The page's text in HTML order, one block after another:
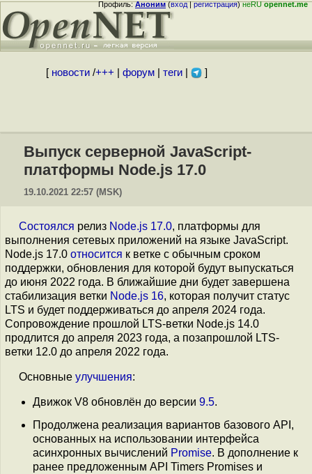
Профиль:Аноним(вход|регистрация)неRUopennet.me
[ новости/+++ форум| теги| ]
Выпуск серверной JavaScript-
платформы Node.js 17.0
19.10.2021 22:57 (MSK)
Состоялся релиз Node.js 17.0, платформы для
выполнения сетевых приложений на языке JavaScript.
Node.js 17.0 относится к ветке с обычным сроком
поддержки, обновления для которой будут выпускаться
до июня 2022 года. В ближайшие дни будет завершена
стабилизация ветки Node.js 16, которая получит статус
LTS и будет поддерживаться до апреля 2024 года.
Сопровождение прошлой LTS-ветки Node.js 14.0
продлится до апреля 2023 года, а позапрошлой LTS-
ветки 12.0 до апреля 2022 года.
Основные улучшения:
Движок V8 обновлён до версии 9.5.
Продолжена реализация вариантов базового API,
основанных на использовании интерфейса
асинхронных вычислений Promise. В дополнение к
ранее предложенным API Timers Promises и